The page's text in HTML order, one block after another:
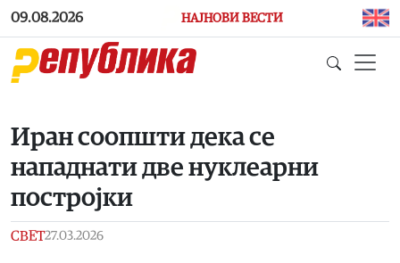
Skip to main content
09.08.2026 НАЈНОВИ ВЕСТИ
Иран соопшти дека се
нападнати две нуклеарни
постројки
СВЕТ27.03.2026